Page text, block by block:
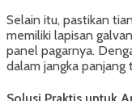
Selain itu, pastikan
memiliki lapisan
panel pagarnya.
dalam jangka panjang